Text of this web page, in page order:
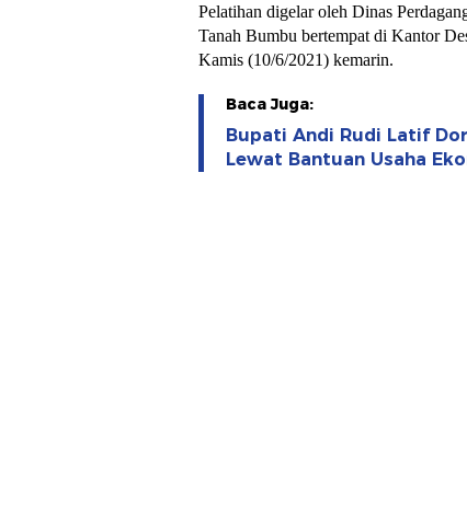
Pelatihan digelar oleh Dinas
Tanah Bumbu bertempat di Kantor
Kamis (10/6/2021) kemarin.
Baca Juga:
Bupati Andi Rudi Latif
Lewat Bantuan Usaha